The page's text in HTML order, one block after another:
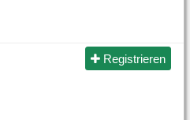
Registrieren